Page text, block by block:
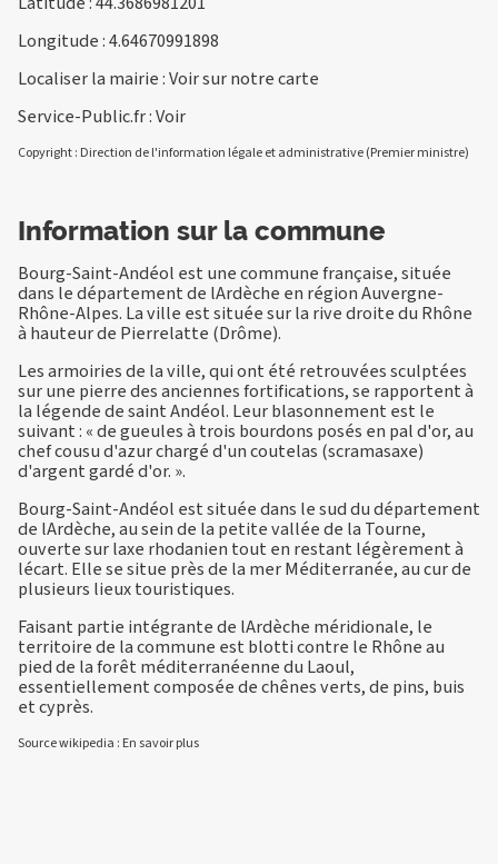
Longitude : 4.64670991898
Localiser la mairie :Voir sur notre carte
Service-Public.fr :Voir
Copyright : Direction de l'information légale et administrative (Premier ministre)
Information sur la commune
Bourg-Saint-Andéol est une commune française, située
dans le département de lArdèche en région Auvergne-
Rhône-Alpes. La ville est située sur la rive droite du Rhône
à hauteur de Pierrelatte (Drôme).
Les armoiries de la ville, qui ont été retrouvées sculptées
sur une pierre des anciennes fortifications, se rapportent à
la légende de saint Andéol. Leur blasonnement est le
suivant : « de gueules à trois bourdons posés en pal d'or, au
chef cousu d'azur chargé d'un coutelas (scramasaxe)
d'argent gardé d'or. ».
Bourg-Saint-Andéol est située dans le sud du département
de lArdèche, au sein de la petite vallée de la Tourne,
ouverte sur laxe rhodanien tout en restant légèrement à
lécart. Elle se situe près de la mer Méditerranée, au cur de
plusieurs lieux touristiques.
Faisant partie intégrante de lArdèche méridionale, le
territoire de la commune est blotti contre le Rhône au
pied de la forêt méditerranéenne du Laoul,
essentiellement composée de chênes verts, de pins, buis
et cyprès.
Source wikipedia : En savoir plus